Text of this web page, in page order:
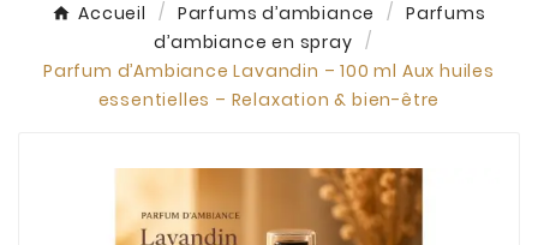
Accueil Parfums d’ambiance
Parfums
d’ambiance en spray
Parfum d’Ambiance Lavandin – 100 ml Aux huiles
essentielles – Relaxation & bien-être